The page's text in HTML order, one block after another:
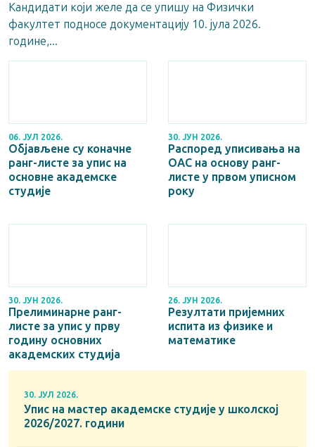
Кандидати који желе да се упишу на Физички
факултет подносе документацију 10. јула 2026.
године,...
06. ЈУЛ 2026.
Објављене су коначне
ранг-листе за упис на
основне академске
студије
30. ЈУН 2026.
Распоред уписивања на
ОАС на основу ранг-
листе у првом уписном
року
30. ЈУН 2026.
Прелиминарне ранг-
листе за упис у прву
годину основних
академских студија
26. ЈУН 2026.
Резултати пријемних
испита из физике и
математике
30. ЈУЛ 2026.
Упис на мастер академске студије у школској
2026/2027. години